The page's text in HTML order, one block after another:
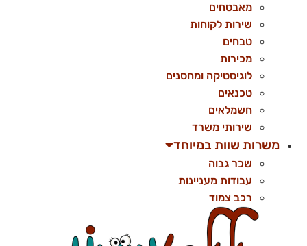
מאבטחים
שירות לקוחות
טבחים
מכירות
לוגיסטיקה ומחסנים
טכנאים
חשמלאים
שירותי משרד
משרות שוות במיוחד
שכר גבוה
עבודות מעניינות
רכב צמוד